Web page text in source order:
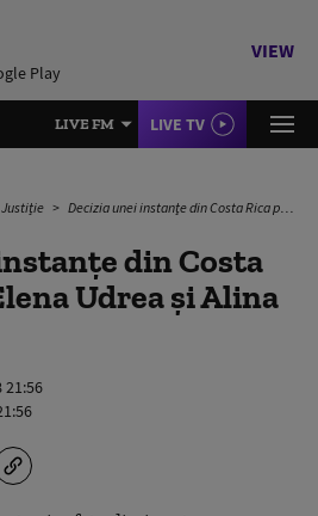
Play
VIEW
LIVE FM LIVE TV
Justiție Decizia unei instanţe din Costa Rica pentru Elena Udrea şi Alina Bica
din Costa
Udrea şi Alina
21:56